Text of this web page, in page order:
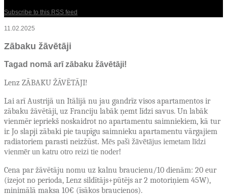
Subscribe to this RSS feed
11.02.2025
Zābaku žāvētāji
Tagad nomā arī zābaku žāvētāji!
Lenz ZĀBAKU ŽĀVĒTĀJI!
Lai arī Austrijā un Itālijā nu jau gandrīz visos apartamentos ir
zābaku žāvētāji, uz Franciju labāk ņemt līdzi savus. Un labāk
vienmēr iepriekš noskaidrot no apartamentu saimniekiem, kā tur
ir. Jo slapji zābaki pie taupīgu saimnieku apartamentu vārgajiem
radiatoriem parasti neizžūst. Mēs paši žāvētājus iemetam līdzi
vienmēr un katru otro reizi tie noder!
Cena par žāvētāju nomu uz kalnu braucienu/10 dienām: 20 eur
(izejot no perioda, Lenz sildītājs+pūtējs ar 2 motoriņiem 45W),
minimālā maksa 10€ (īsākos braucienos).